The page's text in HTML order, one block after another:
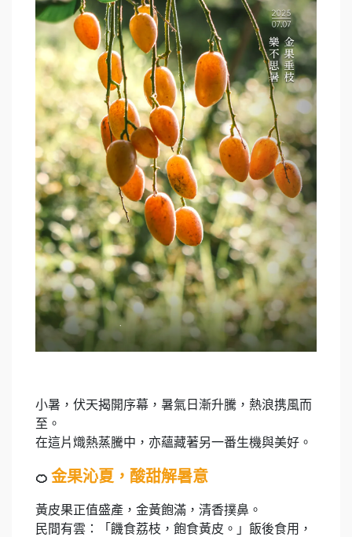
小暑，伏天揭開序幕，暑氣日漸升騰，熱浪携風而
至。
在這片熾熱蒸騰中，亦蘊藏著另一番生機與美好。
🍊 金果沁夏，酸甜解暑意
黃皮果正值盛產，金黃飽滿，清香撲鼻。
民間有雲：「饑食荔枝，飽食黃皮。」飯後食用，